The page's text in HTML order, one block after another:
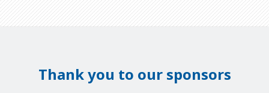
Thank you to our sponsors